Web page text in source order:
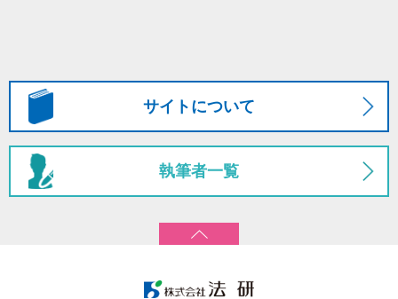
サイトについて
執筆者一覧